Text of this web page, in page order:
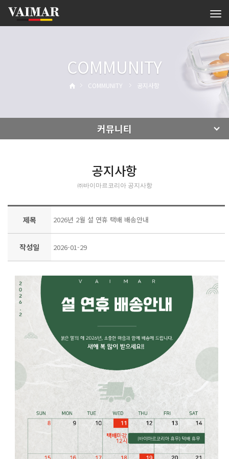
COMMUNITY
COMMUNITY 공지사항
커뮤니티
공지사항
㈜바이마르코리아 공지사항
제목 2026년 2월 설 연휴 택배 배송안내
작성일 2026-01-29